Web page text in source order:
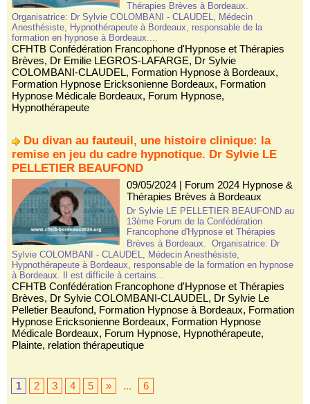
Thérapies Brèves à Bordeaux.
Organisatrice: Dr Sylvie COLOMBANI - CLAUDEL, Médecin
Anesthésiste, Hypnothérapeute à Bordeaux, responsable de la
formation en hypnose à Bordeaux....
CFHTB Confédération Francophone d'Hypnose et Thérapies
Brèves, Dr Emilie LEGROS-LAFARGE, Dr Sylvie
COLOMBANI-CLAUDEL, Formation Hypnose à Bordeaux,
Formation Hypnose Ericksonienne Bordeaux, Formation
Hypnose Médicale Bordeaux, Forum Hypnose,
Hypnothérapeute
Du divan au fauteuil, une histoire clinique: la
remise en jeu du cadre hypnotique. Dr Sylvie LE
PELLETIER BEAUFOND
09/05/2024| Forum 2024 Hypnose &
Thérapies Brèves à Bordeaux
Dr Sylvie LE PELLETIER BEAUFOND au
13ème Forum de la Confédération
Francophone d'Hypnose et Thérapies
Brèves à Bordeaux. Organisatrice: Dr
Sylvie COLOMBANI - CLAUDEL, Médecin Anesthésiste,
Hypnothérapeute à Bordeaux, responsable de la formation en hypnose
à Bordeaux. Il est difficile à certains...
CFHTB Confédération Francophone d'Hypnose et Thérapies
Brèves, Dr Sylvie COLOMBANI-CLAUDEL, Dr Sylvie Le
Pelletier Beaufond, Formation Hypnose à Bordeaux, Formation
Hypnose Ericksonienne Bordeaux, Formation Hypnose
Médicale Bordeaux, Forum Hypnose, Hypnothérapeute,
Plainte, relation thérapeutique
1 2 3 4 5 » ... 6